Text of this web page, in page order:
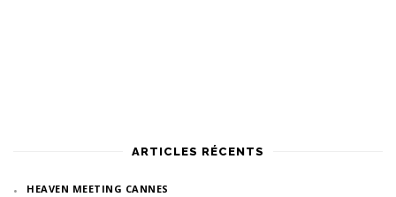
ARTICLES RÉCENTS
HEAVEN MEETING CANNES